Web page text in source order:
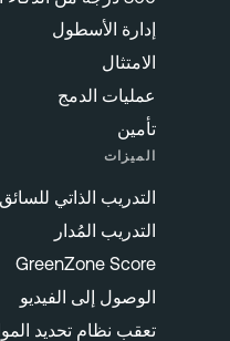
إدارة الأسطول
الامتثال
عمليات الدمج
تأمين
الميزات
التدريب الذاتي للسائق
التدريب المُدار
GreenZone Score
الوصول إلى الفيديو
تعقب نظام تحديد المواقع